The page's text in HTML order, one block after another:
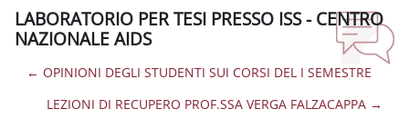
LABORATORIO PER TESI PRESSO ISS - CENTRO
NAZIONALE AIDS
← OPINIONI DEGLI STUDENTI SUI CORSI DEL I SEMESTRE
LEZIONI DI RECUPERO PROF.SSA VERGA FALZACAPPA →